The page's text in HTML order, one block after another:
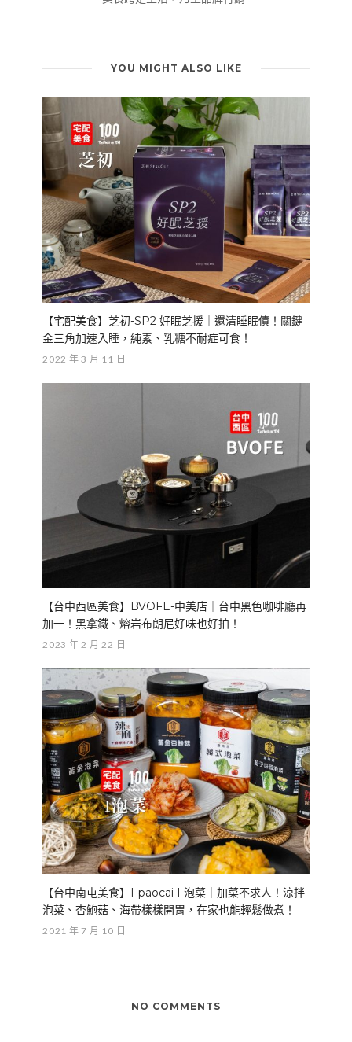
YOU MIGHT ALSO LIKE
【宅配美食】芝初-SP2 好眠芝援｜還清睡眠債！關鍵
金三角加速入睡，純素、乳糖不耐症可食！
2022 年 3 月 11 日
【台中西區美食】BVOFE-中美店｜台中黑色咖啡廳再
加一！黑拿鐵、熔岩布朗尼好味也好拍！
2023 年 2 月 22 日
【台中南屯美食】I-paocai I 泡菜｜加菜不求人！涼拌
泡菜、杏鮑菇、海帶樣樣開胃，在家也能輕鬆做煮！
2021 年 7 月 10 日
NO COMMENTS